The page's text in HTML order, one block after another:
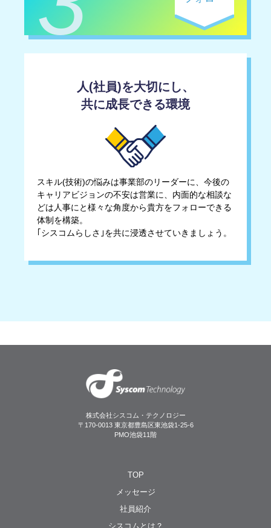
人(社員)を大切にし、
共に成長できる環境
スキル(技術)の悩みは事業部のリーダーに、今後の
キャリアビジョンの不安は営業に、内面的な相談な
どは人事にと様々な角度から貴方をフォローできる
体制を構築。
｢シスコムらしさ｣を共に浸透させていきましょう。
株式会社シスコム・テクノロジー
〒170-0013 東京都豊島区東池袋1-25-6
PMO池袋11階
TOP
メッセージ
社員紹介